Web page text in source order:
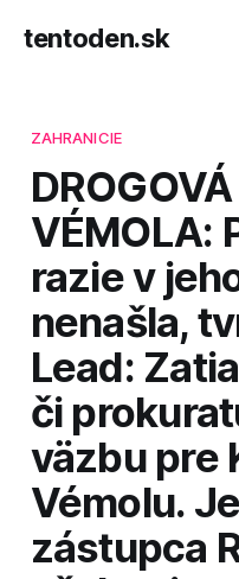
tentoden.sk
ZAHRANICIE
VÉMOLA:
razie v
nenašla,
Lead:
či
väzbu pre
Vémolu.
zástupca